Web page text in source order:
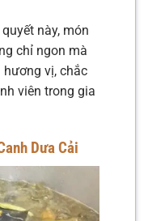
này, món
chỉ ngon mà
vị, chắc
viên trong gia
Dưa Cải